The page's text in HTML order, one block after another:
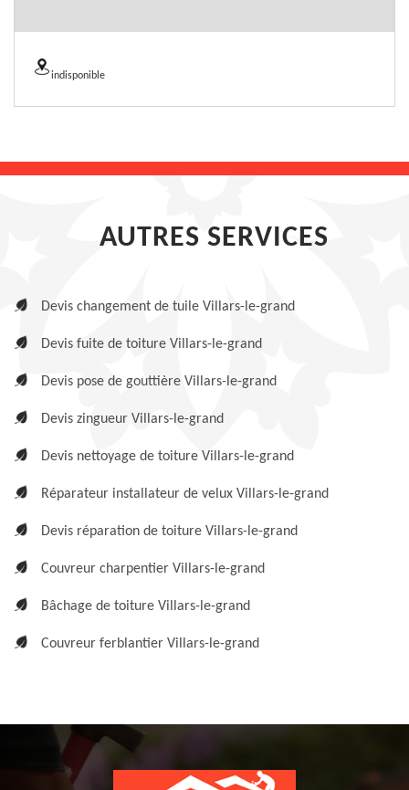
indisponible
AUTRES SERVICES
Devis changement de tuile Villars-le-grand
Devis fuite de toiture Villars-le-grand
Devis pose de gouttière Villars-le-grand
Devis zingueur Villars-le-grand
Devis nettoyage de toiture Villars-le-grand
Réparateur installateur de velux Villars-le-grand
Devis réparation de toiture Villars-le-grand
Couvreur charpentier Villars-le-grand
Bâchage de toiture Villars-le-grand
Couvreur ferblantier Villars-le-grand